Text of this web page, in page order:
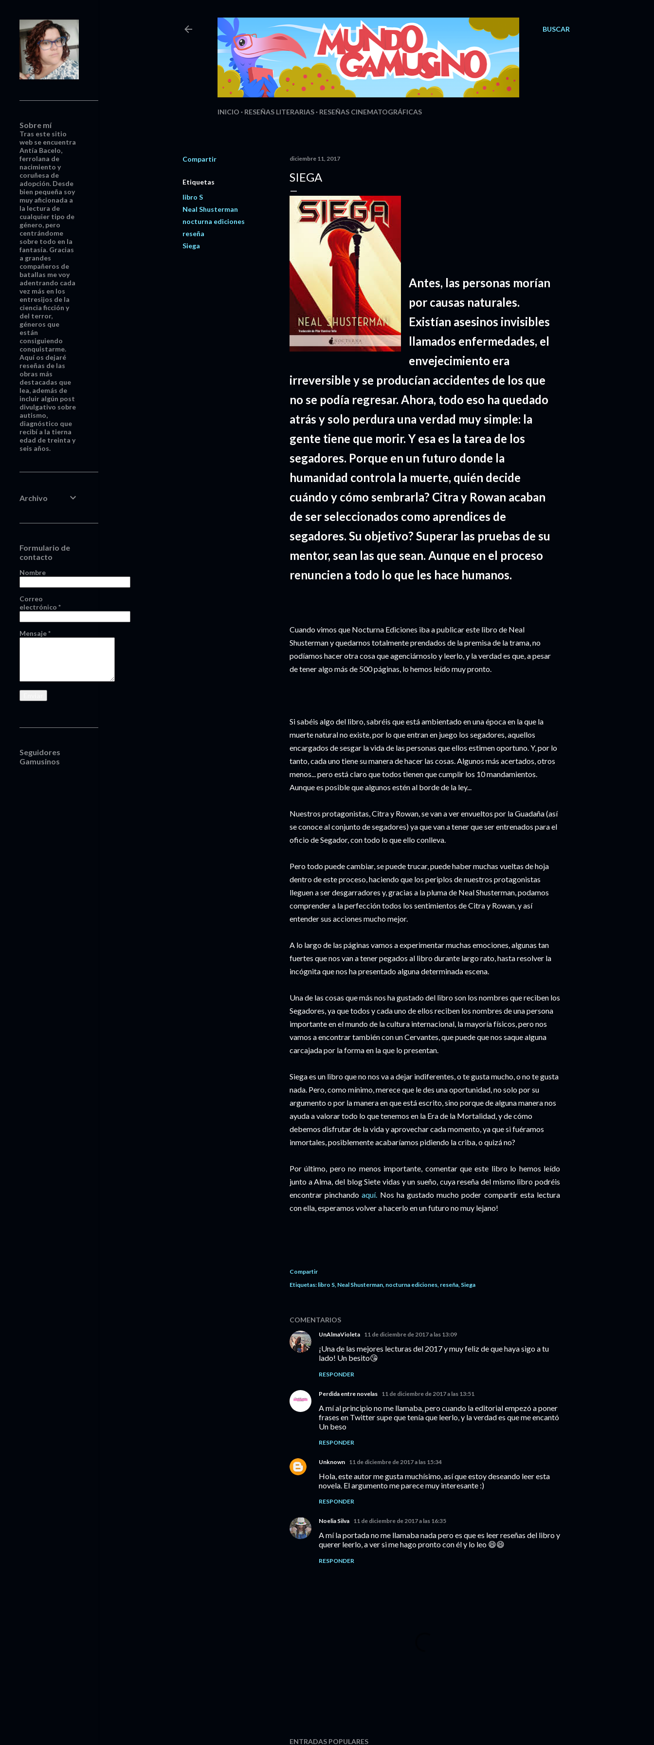
BUSCAR
INICIO RESEÑAS LITERARIAS RESEÑAS CINEMATOGRÁFICAS
Compartir
Etiquetas
libro S
Neal Shusterman
nocturna ediciones
reseña
Siega
diciembre 11, 2017
SIEGA
Antes, las personas morían
por causas naturales.
Existían asesinos invisibles
llamados enfermedades, el
envejecimiento era
irreversible y se producían accidentes de los que
no se podía regresar. Ahora, todo eso ha quedado
atrás y solo perdura una verdad muy simple: la
gente tiene que morir. Y esa es la tarea de los
segadores. Porque en un futuro donde la
humanidad controla la muerte, quién decide
cuándo y cómo sembrarla? Citra y Rowan acaban
de ser seleccionados como aprendices de
segadores. Su objetivo? Superar las pruebas de su
mentor, sean las que sean. Aunque en el proceso
renuncien a todo lo que les hace humanos.
Cuando vimos que Nocturna Ediciones iba a publicar este libro de Neal
Shusterman y quedarnos totalmente prendados de la premisa de la trama, no
podíamos hacer otra cosa que agenciárnoslo y leerlo, y la verdad es que, a pesar
de tener algo más de 500 páginas, lo hemos leído muy pronto.
Si sabéis algo del libro, sabréis que está ambientado en una época en la que la
muerte natural no existe, por lo que entran en juego los segadores, aquellos
encargados de sesgar la vida de las personas que ellos estimen oportuno. Y, por lo
tanto, cada uno tiene su manera de hacer las cosas. Algunos más acertados, otros
menos... pero está claro que todos tienen que cumplir los 10 mandamientos.
Aunque es posible que algunos estén al borde de la ley...
Nuestros protagonistas, Citra y Rowan, se van a ver envueltos por la Guadaña (así
se conoce al conjunto de segadores) ya que van a tener que ser entrenados para el
oficio de Segador, con todo lo que ello conlleva.
Pero todo puede cambiar, se puede trucar, puede haber muchas vueltas de hoja
dentro de este proceso, haciendo que los periplos de nuestros protagonistas
lleguen a ser desgarradores y, gracias a la pluma de Neal Shusterman, podamos
comprender a la perfección todos los sentimientos de Citra y Rowan, y así
entender sus acciones mucho mejor.
A lo largo de las páginas vamos a experimentar muchas emociones, algunas tan
fuertes que nos van a tener pegados al libro durante largo rato, hasta resolver la
incógnita que nos ha presentado alguna determinada escena.
Una de las cosas que más nos ha gustado del libro son los nombres que reciben los
Segadores, ya que todos y cada uno de ellos reciben los nombres de una persona
importante en el mundo de la cultura internacional, la mayoría físicos, pero nos
vamos a encontrar también con un Cervantes, que puede que nos saque alguna
carcajada por la forma en la que lo presentan.
Siega es un libro que no nos va a dejar indiferentes, o te gusta mucho, o no te gusta
nada. Pero, como mínimo, merece que le des una oportunidad, no solo por su
argumento o por la manera en que está escrito, sino porque de alguna manera nos
ayuda a valorar todo lo que tenemos en la Era de la Mortalidad, y de cómo
debemos disfrutar de la vida y aprovechar cada momento, ya que si fuéramos
inmortales, posiblemente acabaríamos pidiendo la criba, o quizá no?
Por último, pero no menos importante, comentar que este libro lo hemos leído
junto a Alma, del blog Siete vidas y un sueño, cuya reseña del mismo libro podréis
encontrar pinchandoaquí. Nos ha gustado mucho poder compartir esta lectura
con ella, esperamos volver a hacerlo en un futuro no muy lejano!
Compartir
Etiquetas: libro S Neal Shusterman nocturna ediciones reseña Siega
COMENTARIOS
UnAlmaVioleta 11 de diciembre de 2017 a las 13:09
¡Una de las mejores lecturas del 2017 y muy feliz de que haya sigo a tu
lado! Un besito😘
RESPONDER
Perdida entre novelas 11 de diciembre de 2017 a las 13:51
A mí al principio no me llamaba, pero cuando la editorial empezó a poner
frases en Twitter supe que tenía que leerlo, y la verdad es que me encantó
Un beso
RESPONDER
Unknown 11 de diciembre de 2017 a las 15:34
Hola, este autor me gusta muchísimo, así que estoy deseando leer esta
novela. El argumento me parece muy interesante :)
RESPONDER
Noelia Silva 11 de diciembre de 2017 a las 16:35
A mí la portada no me llamaba nada pero es que es leer reseñas del libro y
querer leerlo, a ver si me hago pronto con él y lo leo 😄😄
RESPONDER
ENTRADAS POPULARES
Sobre mí
Tras este sitio
web se encuentra
Antía Bacelo,
ferrolana de
nacimiento y
coruñesa de
adopción. Desde
bien pequeña soy
muy aficionada a
la lectura de
cualquier tipo de
género, pero
centrándome
sobre todo en la
fantasía. Gracias
a grandes
compañeros de
batallas me voy
adentrando cada
vez más en los
entresijos de la
ciencia ficción y
del terror,
géneros que
están
consiguiendo
conquistarme.
Aquí os dejaré
reseñas de las
obras más
destacadas que
lea, además de
incluir algún post
divulgativo sobre
autismo,
diagnóstico que
recibí a la tierna
edad de treinta y
seis años.
Archivo
Formulario de
contacto
Nombre
Correo
electrónico *
Mensaje*
Seguidores
Gamusinos